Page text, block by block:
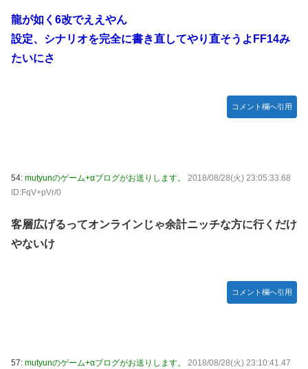
龍が如く6改でええやん
設定、シナリオを完全に書き直してやり直そうよFF14み
たいにさ
コメント欄へ引用
54: mutyunのゲーム+αブログがお送りします。
2018/08/28(火) 23:05:33.68
ID:FqV+pVr/0
客層広げるってオンラインじゃ余計ニッチな方に行くだけ
やないけ
コメント欄へ引用
57: mutyunのゲーム+αブログがお送りします。
2018/08/28(火) 23:10:41.47